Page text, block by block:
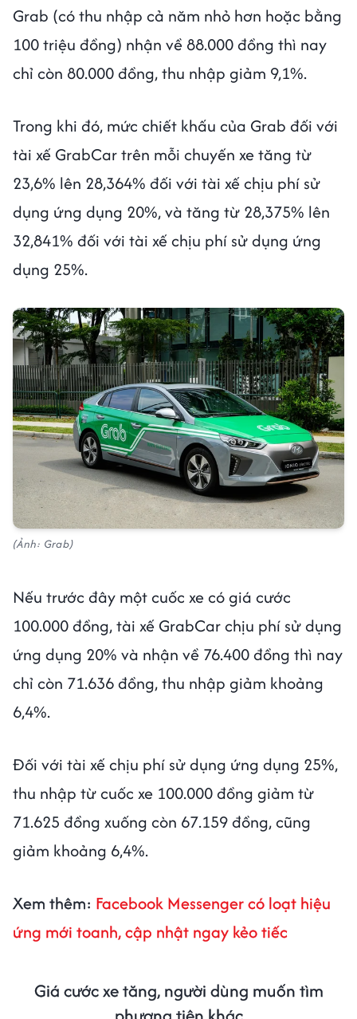
Grab (có thu nhập cả năm nhỏ hơn hoặc bằng
100 triệu đồng) nhận về 88.000 đồng thì nay
chỉ còn 80.000 đồng, thu nhập giảm 9,1%.
Trong khi đó, mức chiết khấu của Grab đối với
tài xế GrabCar trên mỗi chuyến xe tăng từ
23,6% lên 28,364% đối với tài xế chịu phí sử
dụng ứng dụng 20%, và tăng từ 28,375% lên
32,841% đối với tài xế chịu phí sử dụng ứng
dụng 25%.
(Ảnh: Grab)
Nếu trước đây một cuốc xe có giá cước
100.000 đồng, tài xế GrabCar chịu phí sử dụng
ứng dụng 20% và nhận về 76.400 đồng thì nay
chỉ còn 71.636 đồng, thu nhập giảm khoảng
6,4%.
Đối với tài xế chịu phí sử dụng ứng dụng 25%,
thu nhập từ cuốc xe 100.000 đồng giảm từ
71.625 đồng xuống còn 67.159 đồng, cũng
giảm khoảng 6,4%.
Xem thêm: Facebook Messenger có loạt hiệu
ứng mới toanh, cập nhật ngay kẻo tiếc
Giá cước xe tăng, người dùng muốn tìm